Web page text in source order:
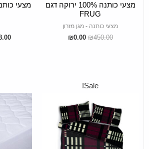
מצעי כותנה 100% ירוקה דגם
FRUG
מצעי כותנה - מגן מזרון
₪450.00
₪0.00
Sale!